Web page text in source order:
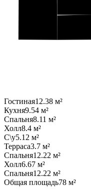
Гостиная12.38 м²
Кухня9.54 м²
Спальня8.11 м²
Холл8.4 м²
С\у5.12 м²
Терраса3.7 м²
Спальня12.22 м²
Холл6.67 м²
Спальня12.22 м²
Общая площадь78 м²